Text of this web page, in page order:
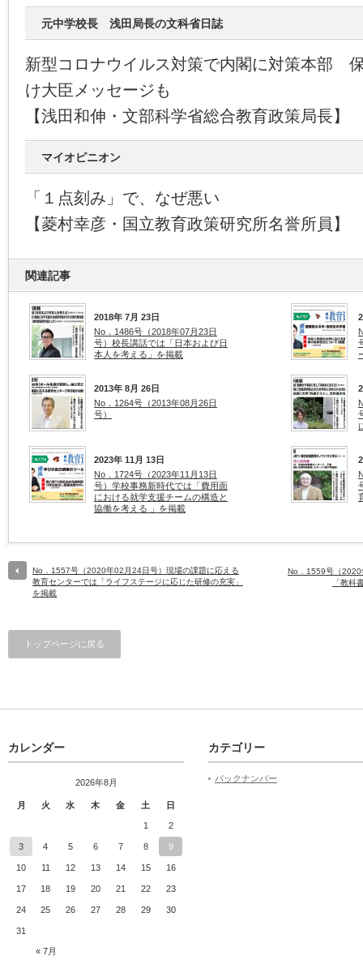
元中学校長 浅田局長の文科省日誌
新型コロナウイルス対策で内閣に対策本部
け大臣メッセージも
【浅田和伸・文部科学省総合教育政策局長】
マイオピニオン
「１点刻み」で、なぜ悪い
【菱村幸彦・国立教育政策研究所名誉所員】
関連記事
2018年 7月 23日
No．1486号（2018年07月23日
号）校長講話では「日本および日
本人を考える」を掲載
2013年 8月 26日
No．1264号（2013年08月26日
号）
2023年 11月 13日
No．1724号（2023年11月13日
号）学校事務新時代では「費用面
における就学支援チームの構造と
協働を考える 」を掲載
No．1557号（2020年02月24日号）現場の課題に応える
教育センターでは「ライフステージに応じた研修の充実」
を掲載
No．1559号（2020
「教科
トップページに戻る
カレンダー
2026年8月
月 火 水 木 金 土 日
« 7月
1 2
3 4 5 6 7 8 9
10 11 12 13 14 15 16
17 18 19 20 21 22 23
24 25 26 27 28 29 30
31
カテゴリー
バックナンバー